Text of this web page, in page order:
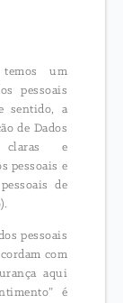
um
pessoais
sentido, a
de Dados
claras e
pessoais e
de
pessoais
com
aqui
é